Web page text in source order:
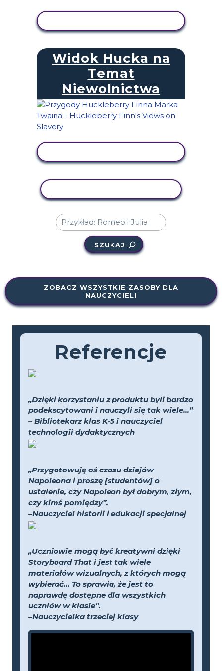
Widok Hucka na
Temat
Niewolnictwa
SZUKAJ
ZOBACZ WSZYSTKIE ZASOBY DLA
NAUCZYCIELI
Referencje
„Dzięki korzystaniu z produktu byli bardzo
podekscytowani i nauczyli się tak wiele...”
– Bibliotekarz klas K-5 i nauczyciel
technologii dydaktycznych
„Przygotowuję oś czasu dziejów
Napoleona i proszę [studentów] o
ustalenie, czy Napoleon był dobrym, złym,
czy kimś pomiędzy”.
–Nauczyciel historii i edukacji specjalnej
„Uczniowie mogą być kreatywni dzięki
Storyboard That i jest tak wiele
materiałów wizualnych, z których mogą
wybierać... To sprawia, że jest to
naprawdę dostępne dla wszystkich
uczniów w klasie”.
–Nauczycielka trzeciej klasy